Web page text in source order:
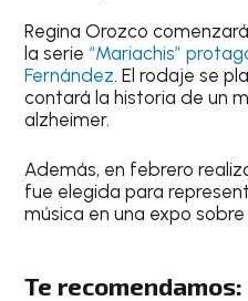
Regina Orozco
la serie “Mariachis”
Fernández. El rodaje se
contará la historia de un
alzheimer.
Además, en febrero
fue elegida para
música en una expo
Te recomendamos: